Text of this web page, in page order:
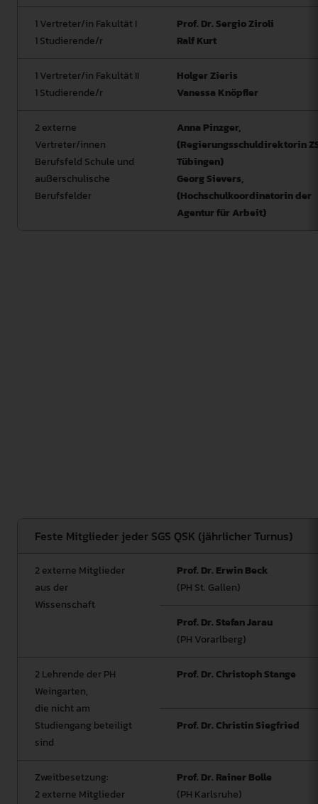
1 Vertreter/in Fakultät I
1 Studierende/r
Prof. Dr. Sergio Ziroli
Ralf Kurt
1 Vertreter/in Fakultät II
1 Studierende/r
Holger Zieris
Vanessa Knöpfler
2 externe
Vertreter/innen
Berufsfeld Schule und
außerschulische
Berufsfelder
Anna Pinzger,
(Regierungsschuldirektorin
Tübingen)
Georg Sievers,
(Hochschulkoordinatorin der
Agentur für Arbeit)
Feste Mitglieder jeder SGS QSK (jährlicher Turnus)
2 externe Mitglieder
aus der
Wissenschaft
Prof. Dr. Erwin Beck
(PH St. Gallen)
Prof. Dr. Stefan Jarau
(PH Vorarlberg)
2 Lehrende der PH
Weingarten,
die nicht am
Studiengang beteiligt
sind
Prof. Dr. Christoph Stange
Prof. Dr. Christin Siegfried
Zweitbesetzung:
2 externe Mitglieder
Prof. Dr. Rainer Bolle
(PH Karlsruhe)